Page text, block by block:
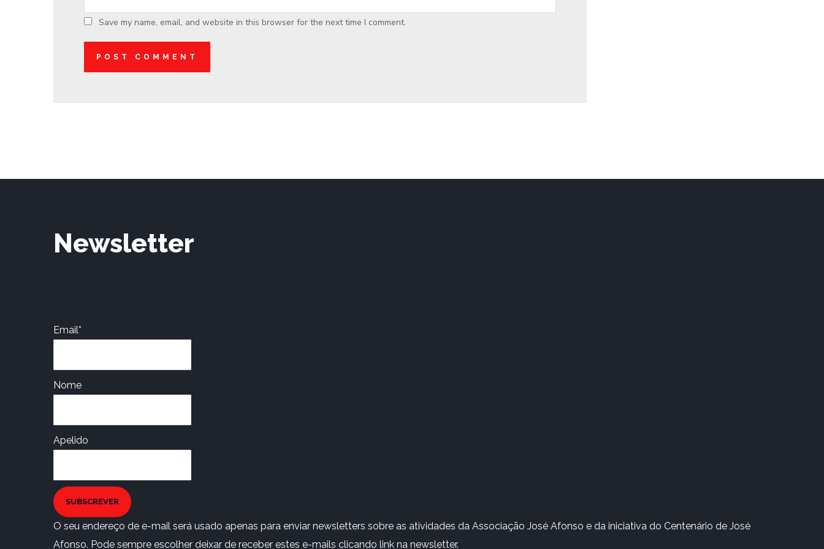
Save my name, email, and website in this browser for the next time I comment.
Newsletter
Email*
Nome
Apelido
SUBSCREVER
O seu endereço de e-mail será usado apenas para enviar newsletters sobre as atividades da Associação José Afonso e da iniciativa do Centenário de José
Afonso. Pode sempre escolher deixar de receber estes e-mails clicando link na newsletter.